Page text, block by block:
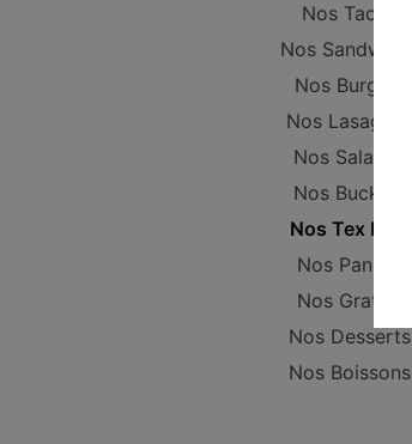
Nos Tacos
Nos Sandwichs
Nos Burgers
Nos Lasagnes
Nos Salades
Nos Buckets
Nos Tex Mex
Nos Paninis
Nos Gratins
Nos Desserts
Nos Boissons